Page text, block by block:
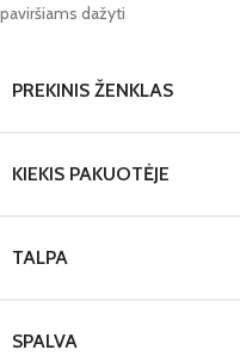
paviršiams dažyti
PREKINIS ŽENKLAS
KIEKIS PAKUOTĖJE
TALPA
SPALVA